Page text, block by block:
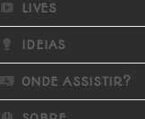
LIVES
IDEIAS
ONDE ASSISTIR?